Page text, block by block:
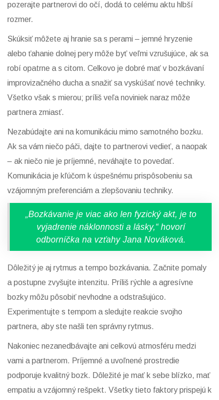
pozerajte partnerovi do očí, dodá to celému aktu hlbší
rozmer.
Skúksiť môžete aj hranie sa s perami – jemné hryzenie
alebo ťahanie dolnej pery môže byť veľmi vzrušujúce, ak sa
robí opatrne a s citom. Celkovo je dobré mať v bozkávaní
improvizačného ducha a snažiť sa vyskúšať nové techniky.
Všetko však s mierou; príliš veľa noviniek naraz môže
partnera zmiasť.
Nezabúdajte ani na komunikáciu mimo samotného bozku.
Ak sa vám niečo páči, dajte to partnerovi vedieť, a naopak
– ak niečo nie je príjemné, neváhajte to povedať.
Komunikácia je kľúčom k úspešnému prispôsobeniu sa
vzájomným preferenciám a zlepšovaniu techniky.
„Bozkávanie je viac ako len fyzický akt, je to
vyjadrenie náklonnosti a lásky,“ hovorí
odborníčka na vzťahy Jana Nováková.
Dôležitý je aj rytmus a tempo bozkávania. Začnite pomaly
a postupne zvyšujte intenzitu. Príliš rýchle a agresívne
bozky môžu pôsobiť nevhodne a odstrašujúco.
Experimentujte s tempom a sledujte reakcie svojho
partnera, aby ste našli ten správny rytmus.
Nakoniec nezanedbávajte ani celkovú atmosféru medzi
vami a partnerom. Príjemné a uvoľnené prostredie
podporuje kvalitný bozk. Dôležité je mať k sebe blízko, mať
empatiu a vzájomný rešpekt. Všetky tieto faktory prispejú k